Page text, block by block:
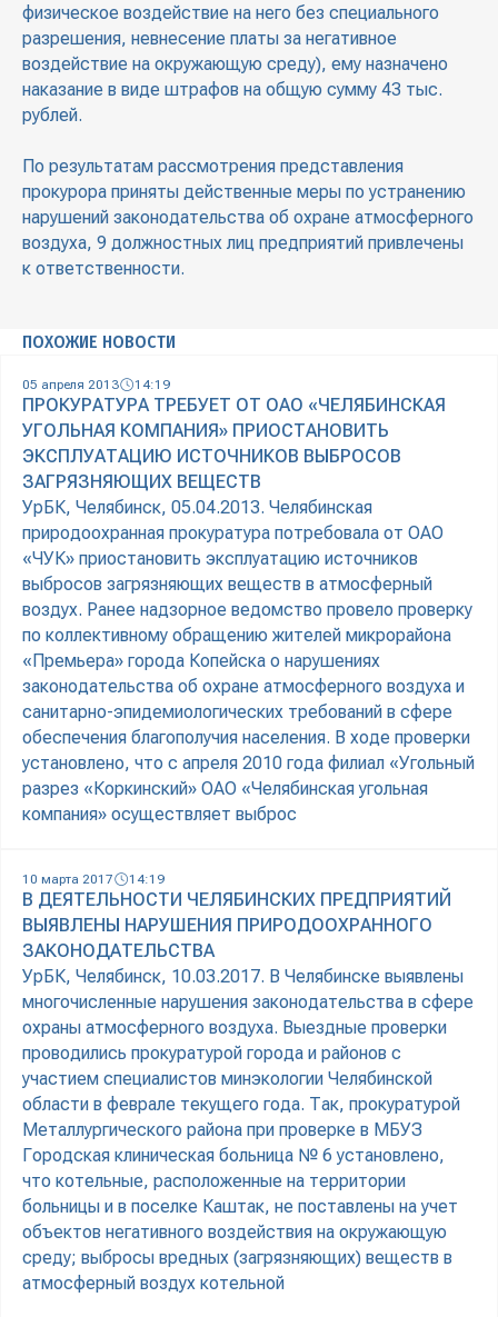
физическое воздействие на него без специального
разрешения, невнесение платы за негативное
воздействие на окружающую среду), ему назначено
наказание в виде штрафов на общую сумму 43 тыс.
рублей.
По результатам рассмотрения представления
прокурора приняты действенные меры по устранению
нарушений законодательства об охране атмосферного
воздуха, 9 должностных лиц предприятий привлечены
к ответственности.
ПОХОЖИЕ НОВОСТИ
05 апреля 2013 14:19
ПРОКУРАТУРА ТРЕБУЕТ ОТ ОАО «ЧЕЛЯБИНСКАЯ
УГОЛЬНАЯ КОМПАНИЯ» ПРИОСТАНОВИТЬ
ЭКСПЛУАТАЦИЮ ИСТОЧНИКОВ ВЫБРОСОВ
ЗАГРЯЗНЯЮЩИХ ВЕЩЕСТВ
УрБК, Челябинск, 05.04.2013. Челябинская
природоохранная прокуратура потребовала от ОАО
«ЧУК» приостановить эксплуатацию источников
выбросов загрязняющих веществ в атмосферный
воздух. Ранее надзорное ведомство провело проверку
по коллективному обращению жителей микрорайона
«Премьера» города Копейска о нарушениях
законодательства об охране атмосферного воздуха и
санитарно-эпидемиологических требований в сфере
обеспечения благополучия населения. В ходе проверки
установлено, что с апреля 2010 года филиал «Угольный
разрез «Коркинский» ОАО «Челябинская угольная
компания» осуществляет выброс
10 марта 2017 14:19
В ДЕЯТЕЛЬНОСТИ ЧЕЛЯБИНСКИХ ПРЕДПРИЯТИЙ
ВЫЯВЛЕНЫ НАРУШЕНИЯ ПРИРОДООХРАННОГО
ЗАКОНОДАТЕЛЬСТВА
УрБК, Челябинск, 10.03.2017. В Челябинске выявлены
многочисленные нарушения законодательства в сфере
охраны атмосферного воздуха. Выездные проверки
проводились прокуратурой города и районов с
участием специалистов минэкологии Челябинской
области в феврале текущего года. Так, прокуратурой
Металлургического района при проверке в МБУЗ
Городская клиническая больница № 6 установлено,
что котельные, расположенные на территории
больницы и в поселке Каштак, не поставлены на учет
объектов негативного воздействия на окружающую
среду; выбросы вредных (загрязняющих) веществ в
атмосферный воздух котельной